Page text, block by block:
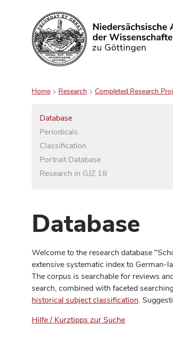
Search
Home Research Completed Research
Database
Periodicals
Classification
Portrait Database
Research in GJZ 18
Database
Welcome to the research database
extensive systematic index to German-
The corpus is searchable for reviews
search, combined with faceted
historical subject classification.
Hilfe / Kurztipps zur Suche